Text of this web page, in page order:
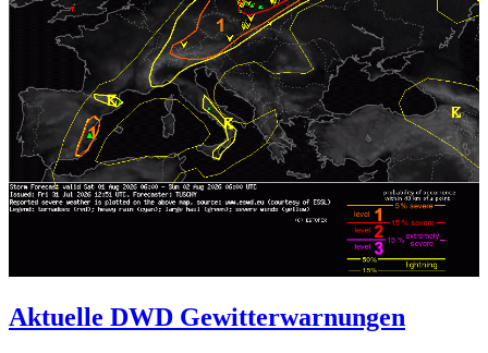
Aktuelle DWD Gewitterwarnungen